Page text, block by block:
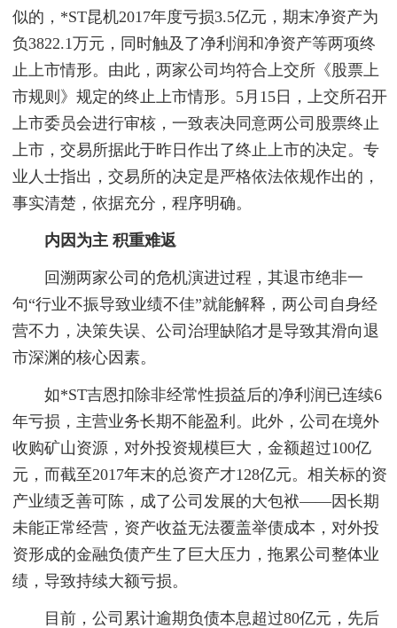
似的，*ST昆机2017年度亏损3.5亿元，期末净资产为
负3822.1万元，同时触及了净利润和净资产等两项终
止上市情形。由此，两家公司均符合上交所《股票上
市规则》规定的终止上市情形。5月15日，上交所召开
上市委员会进行审核，一致表决同意两公司股票终止
上市，交易所据此于昨日作出了终止上市的决定。专
业人士指出，交易所的决定是严格依法依规作出的，
事实清楚，依据充分，程序明确。
内因为主 积重难返
回溯两家公司的危机演进过程，其退市绝非一
句“行业不振导致业绩不佳”就能解释，两公司自身经
营不力，决策失误、公司治理缺陷才是导致其滑向退
市深渊的核心因素。
如*ST吉恩扣除非经常性损益后的净利润已连续6
年亏损，主营业务长期不能盈利。此外，公司在境外
收购矿山资源，对外投资规模巨大，金额超过100亿
元，而截至2017年末的总资产才128亿元。相关标的资
产业绩乏善可陈，成了公司发展的大包袱——因长期
未能正常经营，资产收益无法覆盖举债成本，对外投
资形成的金融负债产生了巨大压力，拖累公司整体业
绩，导致持续大额亏损。
目前，公司累计逾期负债本息超过80亿元，先后